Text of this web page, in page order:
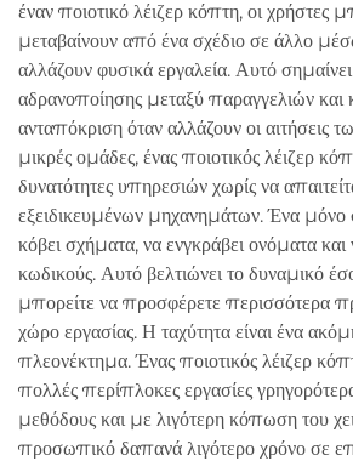
έναν ποιοτικό λέιζερ κόπτη, οι χρήστες
μεταβαίνουν από ένα σχέδιο σε άλλο
αλλάζουν φυσικά εργαλεία. Αυτό
αδρανοποίησης μεταξύ παραγγελιών και
ανταπόκριση όταν αλλάζουν οι αιτήσεις
μικρές ομάδες, ένας ποιοτικός λέιζερ
δυνατότητες υπηρεσιών χωρίς να
εξειδικευμένων μηχανημάτων. Ένα
κόβει σχήματα, να ενγκράβει ονόματα και
κωδικούς. Αυτό βελτιώνει το δυναμικό
μπορείτε να προσφέρετε περισσότερα
χώρο εργασίας. Η ταχύτητα είναι ένα
πλεονέκτημα. Ένας ποιοτικός λέιζερ
πολλές περίπλοκες εργασίες
μεθόδους και με λιγότερη κόπωση του
προσωπικό δαπανά λιγότερο χρόνο σε